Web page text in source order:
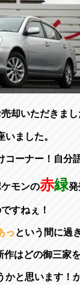
売却いただきまし
ました。
ーナー！自分
モンの赤緑発
すねぇ！
っという間に過
作はどの御三家
と思います！